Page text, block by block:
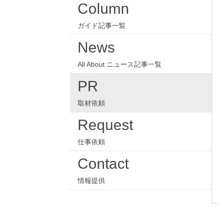
Column
ガイド記事一覧
News
All About ニュース記事一覧
PR
取材依頼
Request
仕事依頼
Contact
情報提供